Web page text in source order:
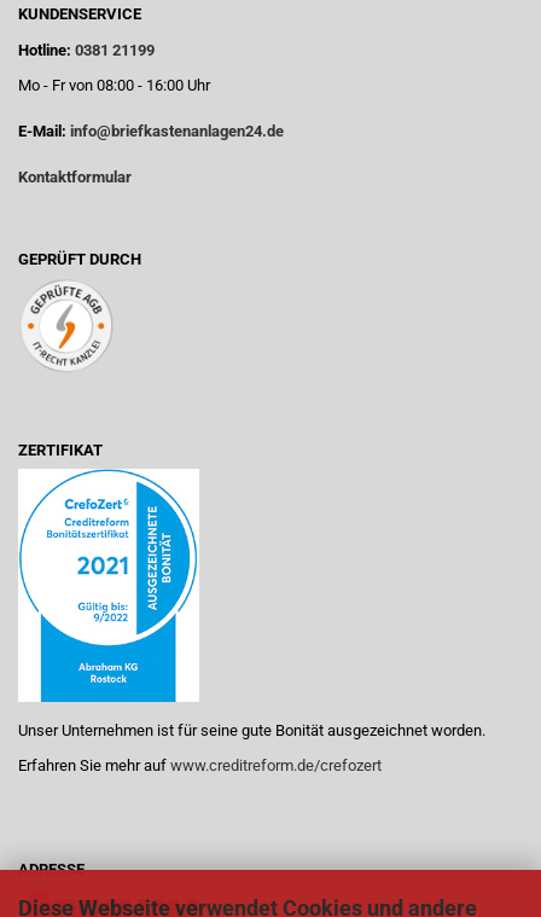
Diese Webseite verwendet Cookies und andere
KUNDENSERVICE
Hotline: 0381 21199
Mo - Fr von 08:00 - 16:00 Uhr
E-Mail: info@briefkastenanlagen24.de
Kontaktformular
GEPRÜFT DURCH
ZERTIFIKAT
Unser Unternehmen ist für seine gute Bonität ausgezeichnet worden.
Erfahren Sie mehr auf www.creditreform.de/crefozert
ADRESSE